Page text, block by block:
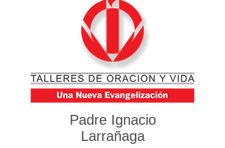
Padre Ignacio
Larrañaga